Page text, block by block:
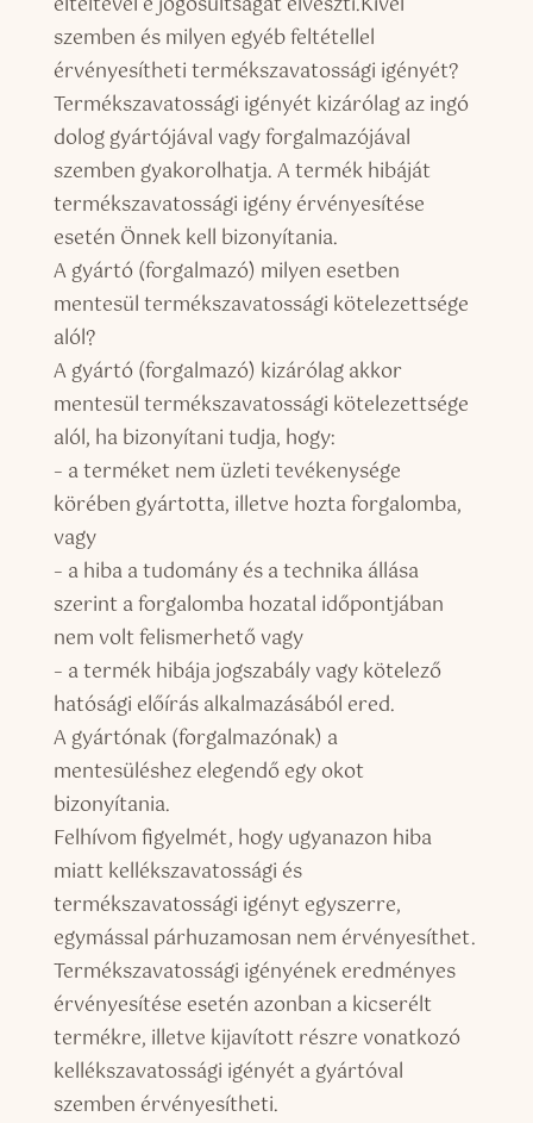
szemben és milyen egyéb feltétellel
érvényesítheti termékszavatossági igényét?
Termékszavatossági igényét kizárólag az ingó
dolog gyártójával vagy forgalmazójával
szemben gyakorolhatja. A termék hibáját
termékszavatossági igény érvényesítése
esetén Önnek kell bizonyítania.
A gyártó (forgalmazó) milyen esetben
mentesül termékszavatossági kötelezettsége
alól?
A gyártó (forgalmazó) kizárólag akkor
mentesül termékszavatossági kötelezettsége
alól, ha bizonyítani tudja, hogy:
– a terméket nem üzleti tevékenysége
körében gyártotta, illetve hozta forgalomba,
vagy
– a hiba a tudomány és a technika állása
szerint a forgalomba hozatal időpontjában
nem volt felismerhető vagy
– a termék hibája jogszabály vagy kötelező
hatósági előírás alkalmazásából ered.
A gyártónak (forgalmazónak) a
mentesüléshez elegendő egy okot
bizonyítania.
Felhívom figyelmét, hogy ugyanazon hiba
miatt kellékszavatossági és
termékszavatossági igényt egyszerre,
egymással párhuzamosan nem érvényesíthet.
Termékszavatossági igényének eredményes
érvényesítése esetén azonban a kicserélt
termékre, illetve kijavított részre vonatkozó
kellékszavatossági igényét a gyártóval
szemben érvényesítheti.